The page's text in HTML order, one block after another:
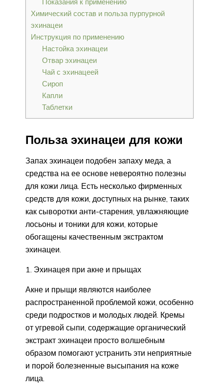
Химический состав и польза пурпурной
эхинацеи
Инструкция по применению
Настойка эхинацеи
Отвар эхинацеи
Чай с эхинацеей
Сироп
Капли
Таблетки
Польза эхинацеи для кожи
Запах эхинацеи подобен запаху меда, а
средства на ее основе невероятно полезны
для кожи лица. Есть несколько фирменных
средств для кожи, доступных на рынке, таких
как сыворотки анти-старения, увлажняющие
лосьоны и тоники для кожи, которые
обогащены качественным экстрактом
эхинацеи.
1. Эхинацея при акне и прыщах
Акне и прыщи являются наиболее
распространенной проблемой кожи, особенно
среди подростков и молодых людей. Кремы
от угревой сыпи, содержащие органический
экстракт эхинацеи просто волшебным
образом помогают устранить эти неприятные
и порой болезненные высыпания на коже
лица.